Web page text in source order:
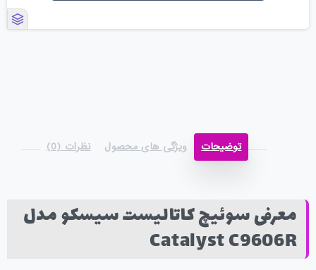
توضیحات ویژگی های محصول نظرات (0)
معرفی سوئیچ کاتالیست سیسکو مدل
Catalyst C9606R